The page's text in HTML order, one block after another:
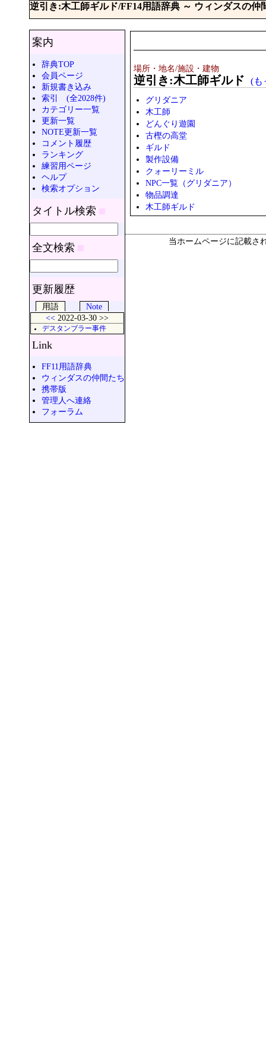
逆引き:木工師ギルド/FF14用語辞典 ～ ウィンダスの仲
案内
辞典TOP
会員ページ
新規書き込み
索引 (全2028件)
カテゴリー一覧
更新一覧
NOTE更新一覧
コメント履歴
ランキング
練習用ページ
ヘルプ
検索オプション
タイトル検索
全文検索
更新履歴
用語
Note
<< 2022-03-30 >>
デスタンブラー事件
Link
FF11用語辞典
ウィンダスの仲間たち
携帯版
管理人へ連絡
フォーラム
場所・地名/施設・建物
逆引き:木工師ギルド (も
グリダニア
木工師
どんぐり遊園
古樫の高堂
ギルド
製作設備
クォーリーミル
NPC一覧（グリダニア）
物品調達
木工師ギルド
当ホームページに記載さ